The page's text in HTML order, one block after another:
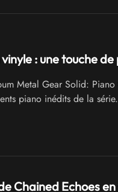
: une touche
Metal Gear Solid: Piano
piano inédits de la série.
Chained Echoes